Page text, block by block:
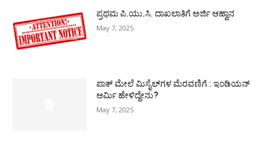
ಪ್ರಥಮ ಪಿ.ಯು.ಸಿ. ದಾಖಲಾತಿಗೆ ಅರ್ಜಿ ಆಹ್ವಾನ
May 7, 2025
ಪಾಕ್​ ಮೇಲೆ ಮಿಸೈಲ್​ಗಳ ಮೆರವಣಿಗೆ : ಇಂಡಿಯನ್
ಆರ್ಮಿ ಹೇಳಿದ್ದೇನು?
May 7, 2025